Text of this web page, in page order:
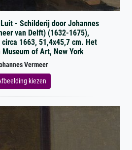
- Schilderij door Johannes
van Delft) (1632-1675),
1663, 51,4x45,7 cm. Het
of Art, New York
Vermeer
kiezen